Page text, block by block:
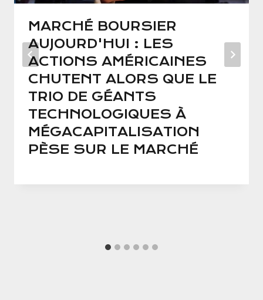
MARCHÉ BOURSIER
AUJOURD'HUI : LES
ACTIONS AMÉRICAINES
CHUTENT ALORS QUE LE
TRIO DE GÉANTS
TECHNOLOGIQUES À
MÉGACAPITALISATION
PÈSE SUR LE MARCHÉ